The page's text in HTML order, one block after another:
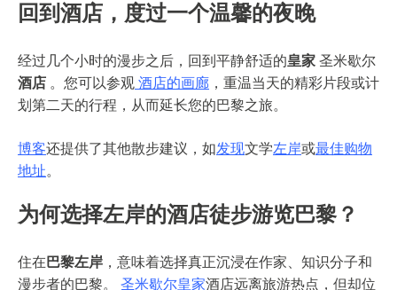
回到酒店，度过一个温馨的夜晚
经过几个小时的漫步之后，回到平静舒适的皇家圣米歇尔
酒店 。您可以参观酒店的画廊 ，重温当天的精彩片段或计
划第二天的行程，从而延长您的巴黎之旅。
博客还提供了其他散步建议，如发现文学左岸或最佳购物
地址。
为何选择左岸的酒店徒步游览巴黎？
住在巴黎左岸 ，意味着选择真正沉浸在作家、知识分子和
漫步者的巴黎。
圣米歇尔皇家酒店远离旅游热点，但却位